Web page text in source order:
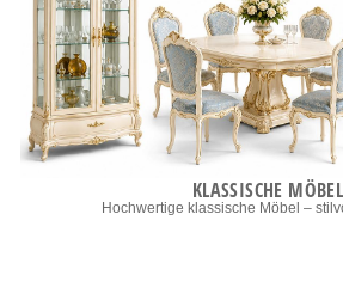
KLASSISCHE MÖBEL
Hochwertige klassische Möbel –